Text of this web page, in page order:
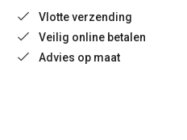
Vlotte verzending
Veilig online betalen
Advies op maat